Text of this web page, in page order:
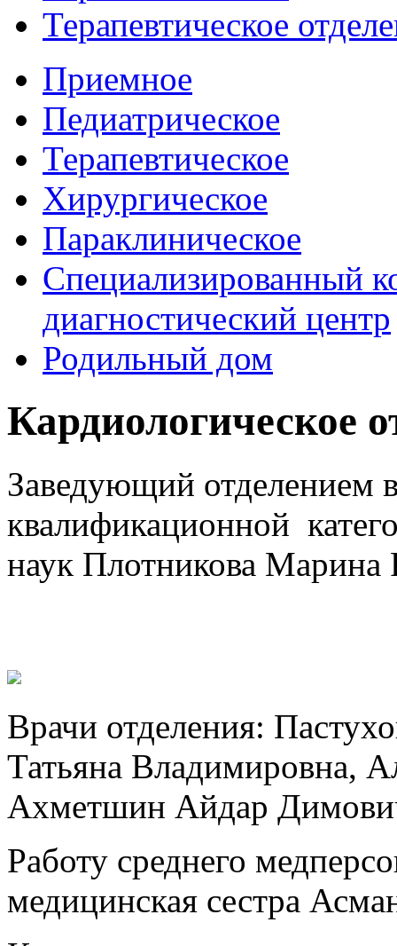
Терапевтическое
Приемное
Педиатрическое
Терапевтическое
Хирургическое
Параклиническое
Специализированный
диагностический центр
Родильный дом
Кардиологическое
Заведующий отделением
квалификационной
наук Плотникова
Врачи отделения:
Татьяна Владимировна,
Ахметшин Айдар
Работу среднего
медицинская сестра